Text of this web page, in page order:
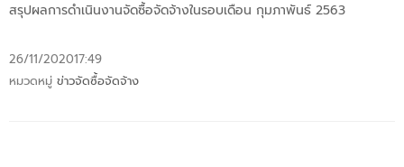
สรุปผลการดำเนินงานจัดซื้อจัดจ้างในรอบเดือน กุมภาพันธ์ 2563
26/11/202017:49
หมวดหมู่ ข่าวจัดซื้อจัดจ้าง